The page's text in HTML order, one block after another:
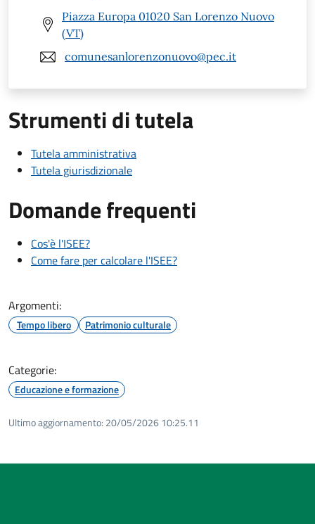
Piazza Europa 01020 San Lorenzo Nuovo
(VT)
comunesanlorenzonuovo@pec.it
Strumenti di tutela
Tutela amministrativa
Tutela giurisdizionale
Domande frequenti
Cos'è l'ISEE?
Come fare per calcolare l'ISEE?
Argomenti:
Tempo libero Patrimonio culturale
Categorie:
Educazione e formazione
Ultimo aggiornamento: 20/05/2026 10:25.11